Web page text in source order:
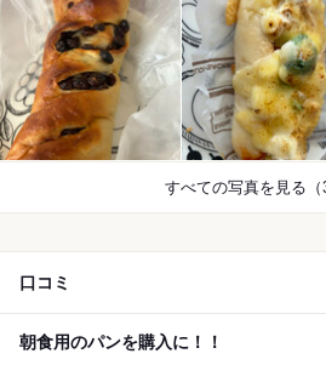
すべての写真を見る（
口コミ
朝食用のパンを購入に！！